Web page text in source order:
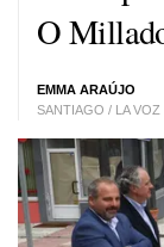
O
EMMA ARAÚJO
SANTIAGO / LA VOZ